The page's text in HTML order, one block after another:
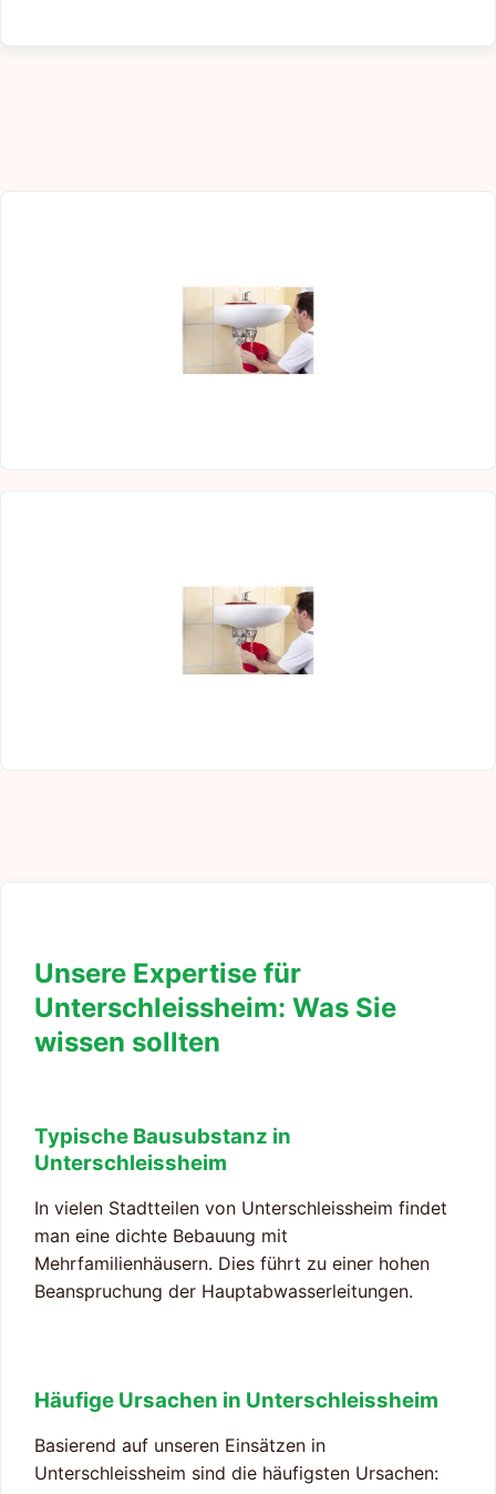
Unsere Expertise für
Unterschleissheim: Was Sie
wissen sollten
Typische Bausubstanz in
Unterschleissheim
In vielen Stadtteilen von Unterschleissheim findet
man eine dichte Bebauung mit
Mehrfamilienhäusern. Dies führt zu einer hohen
Beanspruchung der Hauptabwasserleitungen.
Häufige Ursachen in Unterschleissheim
Basierend auf unseren Einsätzen in
Unterschleissheim sind die häufigsten Ursachen: